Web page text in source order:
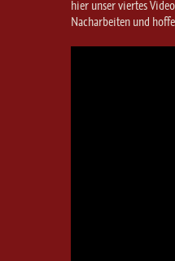
hier unser viertes
Nacharbeiten und